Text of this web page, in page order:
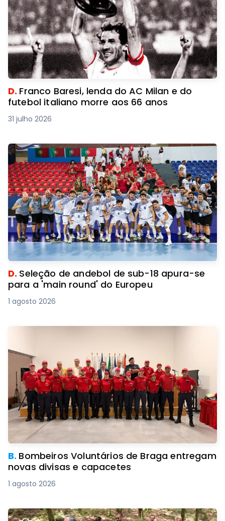
D. Franco Baresi, lenda do AC Milan e do
futebol italiano morre aos 66 anos
31 julho 2026
D. Seleção de andebol de sub-18 apura-se
para a 'main round' do Europeu
1 agosto 2026
B. Bombeiros Voluntários de Braga entregam
novas divisas e capacetes
1 agosto 2026